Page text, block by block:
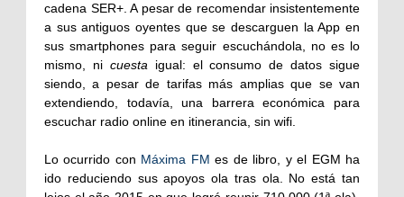
cadena SER+. A pesar de recomendar insistentemente
a sus antiguos oyentes que se descarguen la App en
sus smartphones para seguir escuchándola, no es lo
mismo, ni cuestaigual: el consumo de datos sigue
siendo, a pesar de tarifas más amplias que se van
extendiendo, todavía, una barrera económica para
escuchar radio online en itinerancia, sin wifi.
Lo ocurrido con Máxima FM es de libro, y el EGM ha
ido reduciendo sus apoyos ola tras ola. No está tan